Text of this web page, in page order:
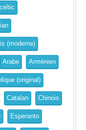
(moderne)
Arabe Arménien
(original)
Catalan Chinois
Esperanto